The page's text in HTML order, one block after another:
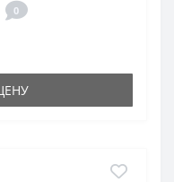
0